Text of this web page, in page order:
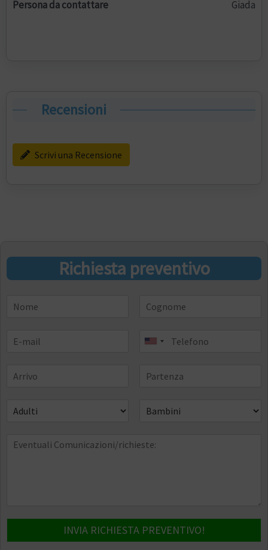
Persona da contattare Giada
Recensioni
Scrivi una Recensione
Richiesta preventivo
INVIA RICHIESTA PREVENTIVO!